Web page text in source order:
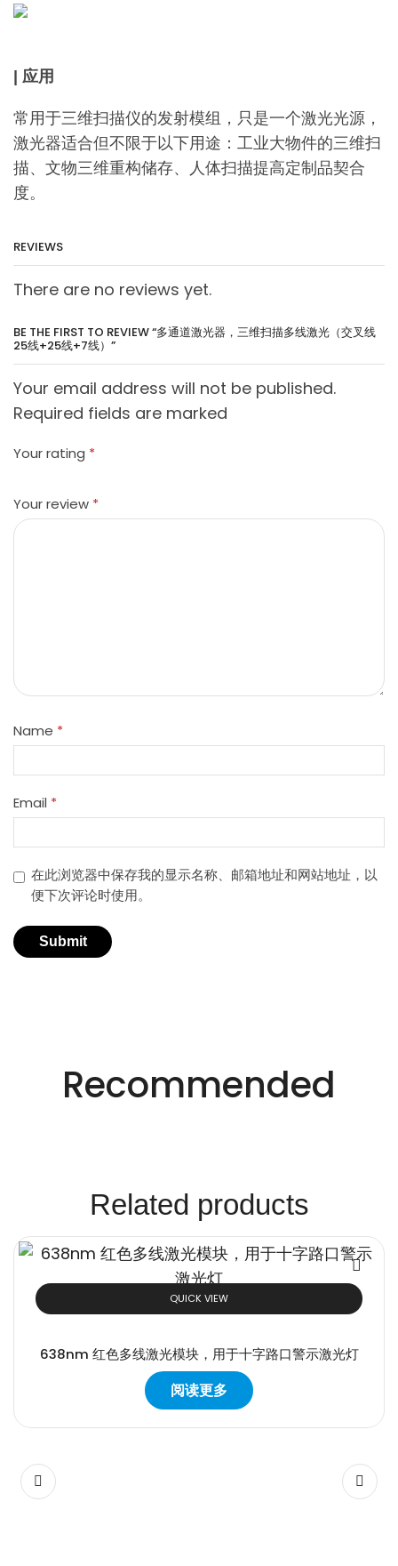
| 应用
常用于三维扫描仪的发射模组，只是一个激光光源，
激光器适合但不限于以下用途：工业大物件的三维扫
描、文物三维重构储存、人体扫描提高定制品契合
度。
REVIEWS
There are no reviews yet.
BE THE FIRST TO REVIEW “多通道激光器，三维扫描多线激光（交叉线
25线+25线+7线）”
Your email address will not be published.
Required fields are marked
Your rating *
Your review *
Name *
Email *
在此浏览器中保存我的显示名称、邮箱地址和网站地址，以
便下次评论时使用。
创新的激光解决方
案。
Recommended
Related products
QUICK VIEW
638nm 红色多线激光模块，用于十字路口警示激光灯
阅读更多